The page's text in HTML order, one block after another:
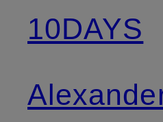
10DAYS